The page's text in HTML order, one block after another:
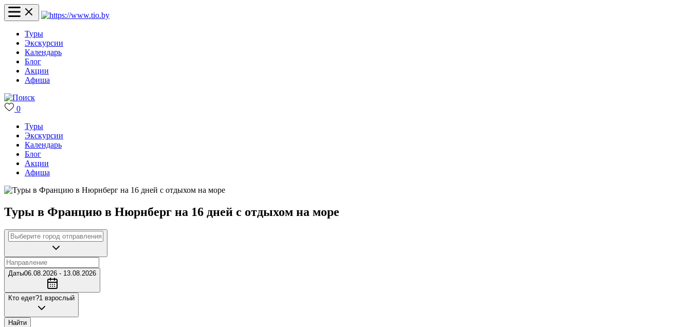
Туры
Экскурсии
Календарь
Блог
Акции
Афиша
0
Туры
Экскурсии
Календарь
Блог
Акции
Афиша
Туры в Францию в Нюрнберг на 16 дней с отдыхом на море
Даты06.08.2026 - 13.08.2026
Кто едет?1 взрослый
Найти